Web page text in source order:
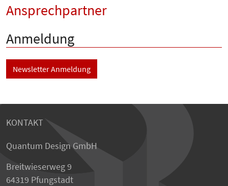
Ansprechpartner
Anmeldung
Newsletter Anmeldung
KONTAKT
Quantum Design GmbH
Breitwieserweg 9
64319 Pfungstadt